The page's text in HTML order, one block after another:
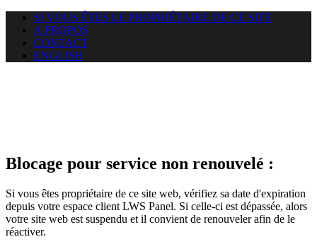
SI VOUS ÊTES LE PROPRIÉTAIRE DE CE SITE
A PROPOS
CONTACT
ENGLISH
Blocage pour service non renouvelé :
Si vous êtes propriétaire de ce site web, vérifiez sa date d'expiration
depuis votre espace client LWS Panel. Si celle-ci est dépassée, alors
votre site web est suspendu et il convient de renouveler afin de le
réactiver.